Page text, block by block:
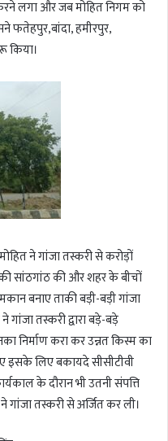
लगा और जब मोहित निगम को
फतेहपुर,बांदा, हमीरपुर,
किया।
ने गांजा तस्करी से करोड़ों
सांठगांठ की और शहर के बीचों
बनाए ताकी बड़ी-बड़ी गांजा
तस्करी द्वारा बड़े-बड़े
निर्माण करा कर उन्नत किस्म का
लिए बकायदे सीसीटीवी
के दौरान भी उतनी संपत्ति
गांजा तस्करी से अर्जित कर ली।